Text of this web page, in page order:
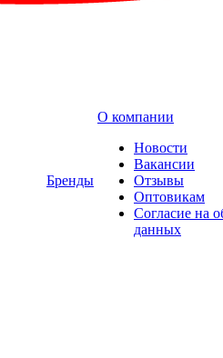
Бренды
О компании
Новости
Вакансии
Отзывы
Оптовикам
Cогласие на
данных